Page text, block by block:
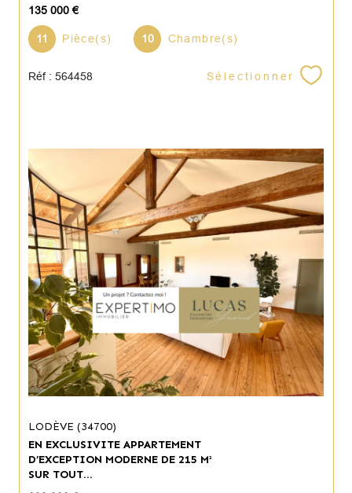
135 000 €
11 Pièce(s) 10 Chambre(s)
Réf : 564458 Sélectionner
LODÈVE (34700)
EN EXCLUSIVITE APPARTEMENT
D’EXCEPTION MODERNE DE 215 M²
SUR TOUT...